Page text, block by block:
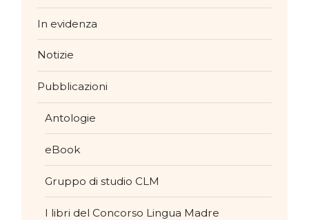
In evidenza
Notizie
Pubblicazioni
Antologie
eBook
Gruppo di studio CLM
I libri del Concorso Lingua Madre